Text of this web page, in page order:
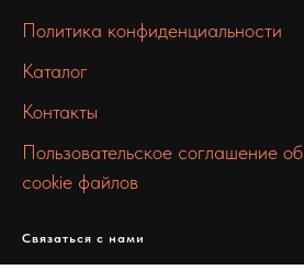
Политика конфиденциальности
Каталог
Контакты
Пользовательское соглашение
cookie файлов
Связаться с нами